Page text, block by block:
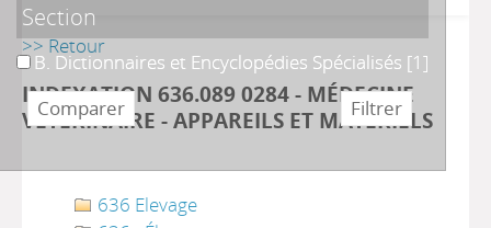
>> Retour
INDEXATION 636.089 0284 - MÉDECINE
VÉTÉRINAIRE - APPAREILS ET MATÉRIELS
636 Elevage
Section
B. Dictionnaires et Encyclopédies Spécialisés
B. Dictionnaires et Encyclopédies Spécialisés [1]